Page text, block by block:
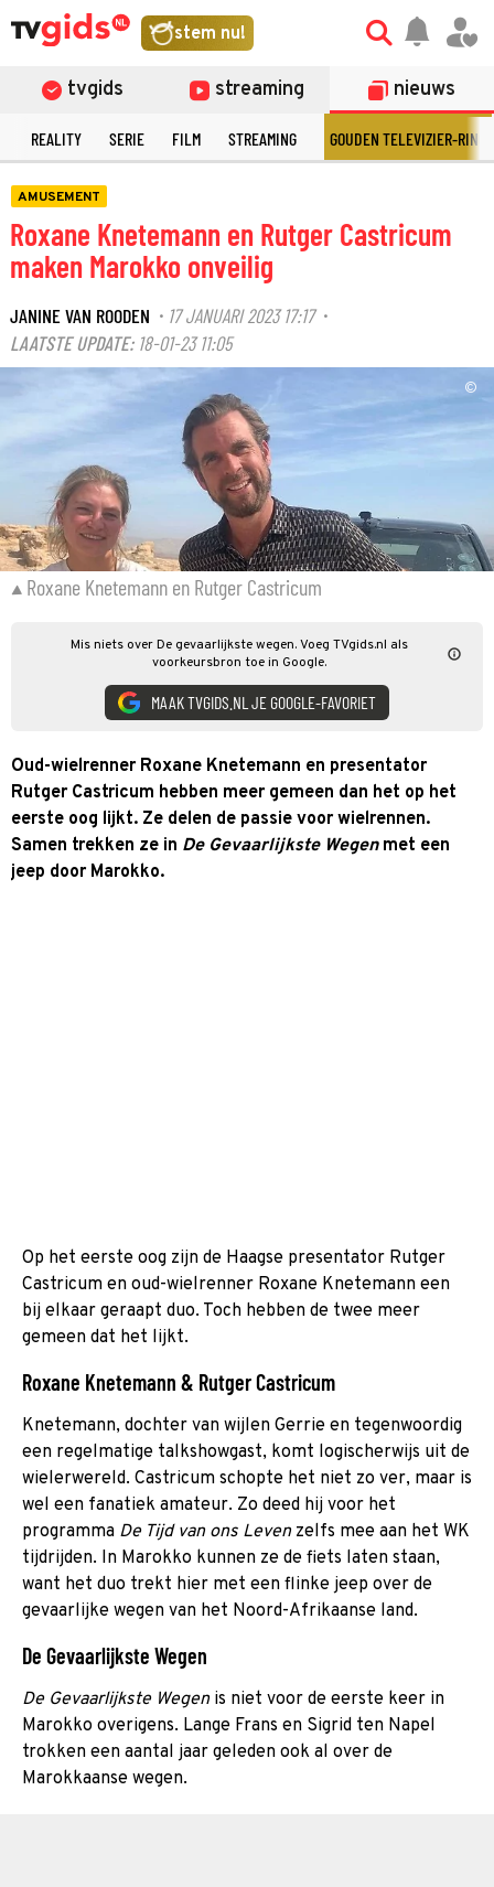
stem nu!
tvgids streaming nieuws
REALITY SERIE FILM STREAMING GOUDEN TELEVIZIER-RING
AMUSEMENT
Roxane Knetemann en Rutger Castricum
maken Marokko onveilig
JANINE VAN ROODEN · 17 JANUARI 2023 17:17·
LAATSTE UPDATE: 18-01-23 11:05
©
Roxane Knetemann en Rutger Castricum
Mis niets over De gevaarlijkste wegen. Voeg TVgids.nl als
voorkeursbron toe in Google.
MAAK TVGIDS.NL JE GOOGLE-FAVORIET
Oud-wielrenner Roxane Knetemann en presentator
Rutger Castricum hebben meer gemeen dan het op het
eerste oog lijkt. Ze delen de passie voor wielrennen.
Samen trekken ze in De Gevaarlijkste Wegenmet een
jeep door Marokko.
Op het eerste oog zijn de Haagse presentator Rutger
Castricum en oud-wielrenner Roxane Knetemann een
bij elkaar geraapt duo. Toch hebben de twee meer
gemeen dat het lijkt.
Roxane Knetemann & Rutger Castricum
Knetemann, dochter van wijlen Gerrie en tegenwoordig
een regelmatige talkshowgast, komt logischerwijs uit de
wielerwereld. Castricum schopte het niet zo ver, maar is
wel een fanatiek amateur. Zo deed hij voor het
programma De Tijd van ons Levenzelfs mee aan het WK
tijdrijden. In Marokko kunnen ze de fiets laten staan,
want het duo trekt hier met een flinke jeep over de
gevaarlijke wegen van het Noord-Afrikaanse land.
De Gevaarlijkste Wegen
De Gevaarlijkste Wegenis niet voor de eerste keer in
Marokko overigens. Lange Frans en Sigrid ten Napel
trokken een aantal jaar geleden ook al over de
Marokkaanse wegen.